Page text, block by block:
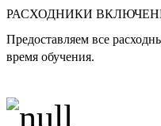
РАСХОДНИКИ
Предоставляем все
время обучения.